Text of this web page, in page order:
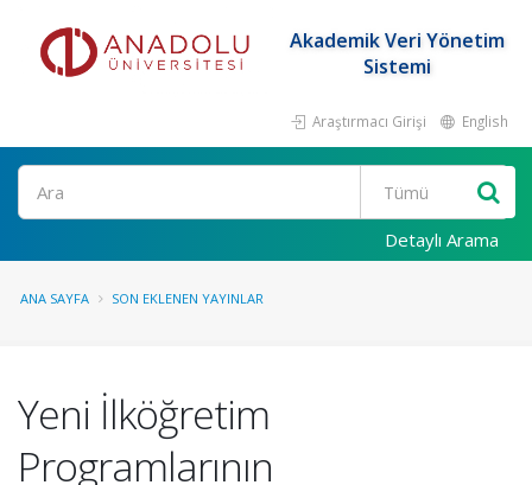
Akademik Veri Yönetim
Sistemi
Araştırmacı Girişi English
Ara
Detaylı Arama
ANA SAYFA SON EKLENEN YAYINLAR
Yeni İlköğretim
Programlarının